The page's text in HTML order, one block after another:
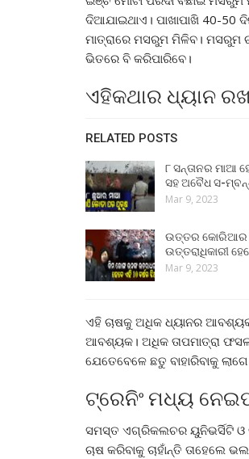
ଦିଆଯାଇଥାଏ। ପାଖାପାଖି 40-
ମାତ୍ରାରେ ମସରୁମ ମିଳିବ। ମସରୁମ
ଭିତରେ ବି କରିପାରିବେ।
ଏହିକଥାର ଧ୍ୟାନ
RELATED POSTS
୮ ସନ୍ତାନର ମାଆ
ସହ ଅବୈଧ ସ-
Mar 9, 2023
ଉତ୍ତର କୋରିଆର
ଉତ୍ତରାଧିକାରୀ
Mar 9, 2023
ଏହି ଚାଷକୁ ଅଧିକ ଧ୍ୟାନର ଆବଶ୍ୟକ
ଆବଶ୍ୟକ। ଅଧିକ ତାପମାତ୍ରା
ଯେତେବେଳେ ଛତୁ ବାହାରିବାକୁ
ଟ୍ରେନିଂ ମଧ୍ୟ
ସମସ୍ତ ଏଗ୍ରିକଲଚର ୟୁନିଭର୍ସିଟି ଓ
ଚାଷ କରିବାକୁ ଚାହାଁନ୍ତି ତାହେଲେ